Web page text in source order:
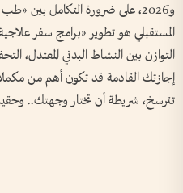
و2026، على ضرورة التكامل بين
المستقبلي هو تطوير «برامج سفر
التوازن بين النشاط البدني المعتدل،
إجازتك القادمة قد تكون أهم من
تترسخ، شريطة أن تختار وجهتك..